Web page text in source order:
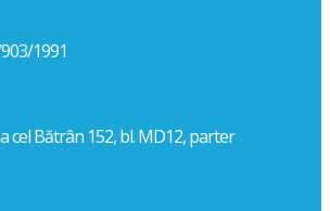
1991
cel Bătrân 152, bl. MD12, parter